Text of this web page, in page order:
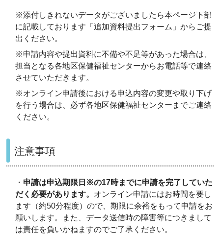
※添付しきれないデータがございましたら本ページ下部
に記載しております「追加資料提出フォーム」からご提
出ください。
※申請内容や提出資料に不備や不足等があった場合は、
担当となる各地区保健福祉センターからお電話等で連絡
させていただきます。
※オンライン申請後における申込内容の変更や取り下げ
を行う場合は、必ず各地区保健福祉センターまでご連絡
ください。
注意事項
・ 申請は申込期限日※の17時までに申請を完了していた
だく必要があります。 オンライン申請にはお時間を要し
ます（約50分程度）ので、期限に余裕をもって申請をお
願いします。また、データ送信時の障害等につきまして
は責任を負いかねますのでご了承ください。